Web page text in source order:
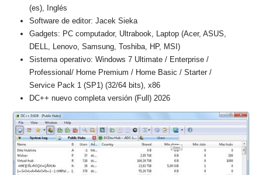
(es), Inglés
Software de editor: Jacek Sieka
Gadgets: PC computador, Ultrabook, Laptop (Acer, ASUS,
DELL, Lenovo, Samsung, Toshiba, HP, MSI)
Sistema operativo: Windows 7 Ultimate / Enterprise /
Professional/ Home Premium / Home Basic / Starter /
Service Pack 1 (SP1) (32/64 bits), x86
DC++ nuevo completa versión (Full) 2026